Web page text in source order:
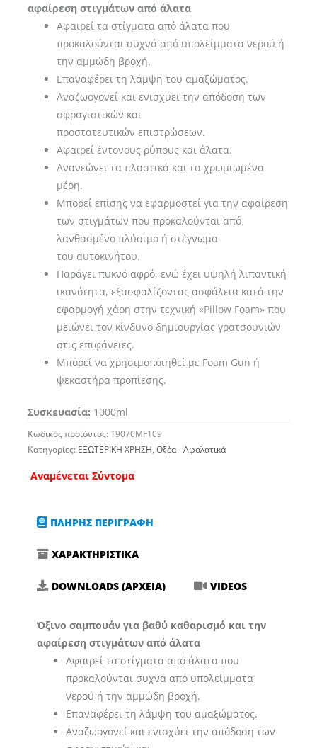
αφαίρεση στιγμάτων από άλατα
Αφαιρεί τα στίγματα από άλατα που
προκαλούνται συχνά από υπολείμματα νερού ή
την αμμώδη βροχή.
Επαναφέρει τη λάμψη του αμαξώματος.
Αναζωογονεί και ενισχύει την απόδοση των
σφραγιστικών και
προστατευτικών επιστρώσεων.
Αφαιρεί έντονους ρύπους και άλατα.
Ανανεώνει τα πλαστικά και τα χρωμιωμένα
μέρη.
Μπορεί επίσης να εφαρμοστεί για την αφαίρεση
των στιγμάτων που προκαλούνται από
λανθασμένο πλύσιμο ή στέγνωμα
του αυτοκινήτου.
Παράγει πυκνό αφρό, ενώ έχει υψηλή λιπαντική
ικανότητα, εξασφαλίζοντας ασφάλεια κατά την
εφαρμογή χάρη στην τεχνική «Pillow Foam» που
μειώνει τον κίνδυνο δημιουργίας γρατσουνιών
στις επιφάνειες.
Μπορεί να χρησιμοποιηθεί με Foam Gun ή
ψεκαστήρα προπίεσης.
Συσκευασία: 1000ml
Κωδικός προϊόντος: 19070MF109
Κατηγορίες: ΕΞΩΤΕΡΙΚΗ ΧΡΗΣΗ,Οξέα - Αφαλατικά
Αναμένεται Σύντομα
ΠΛΗΡΗΣ ΠΕΡΙΓΡΑΦΗ
ΧΑΡΑΚΤΗΡΙΣΤΙΚΑ
DOWNLOADS (ΑΡΧΕΙΑ) VIDEOS
Όξινο σαμπουάν για βαθύ καθαρισμό και την
αφαίρεση στιγμάτων από άλατα
Αφαιρεί τα στίγματα από άλατα που
προκαλούνται συχνά από υπολείμματα
νερού ή την αμμώδη βροχή.
Επαναφέρει τη λάμψη του αμαξώματος.
Αναζωογονεί και ενισχύει την απόδοση των